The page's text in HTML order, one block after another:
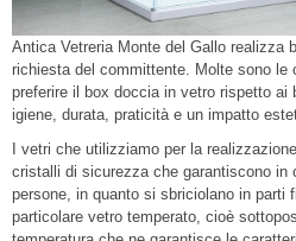
Antica Vetreria Monte del Gallo realizza
richiesta del committente. Molte sono le
preferire il box doccia in vetro rispetto ai
igiene, durata, praticità e un impatto
I vetri che utilizziamo per la
cristalli di sicurezza che garantiscono in
persone, in quanto si sbriciolano in parti
particolare vetro temperato, cioè